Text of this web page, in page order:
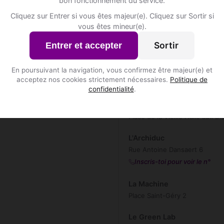
Cliquez sur Entrer si vous êtes majeur(e). Cliquez sur Sortir si
vous êtes mineur(e).
Entrer et accepter Sortir
En poursuivant la navigation, vous confirmez être majeur(e) et
acceptez nos cookies strictement nécessaires. Politique de
confidentialité.
inscrits à Bruxelles ?
CERCLE DE PSYCHOLOGIE
Avenue Paul Héger 22
Rue du Marché au Charbon 70
Chemistry & Botanic's :
Place de la Vieille Halle aux
Place de la Vieille Halle aux
Inscris-toi pour voir le n°